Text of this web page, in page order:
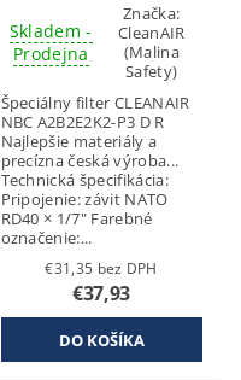
Skladem -
Prodejna
Značka:
CleanAIR
(Malina
Safety)
Špeciálny filter CLEANAIR
NBC A2B2E2K2-P3 D R
Najlepšie materiály a
precízna česká výroba...
Technická špecifikácia:
Pripojenie: závit NATO
RD40 × 1/7" Farebné
označenie:...
€31,35 bez DPH
€37,93